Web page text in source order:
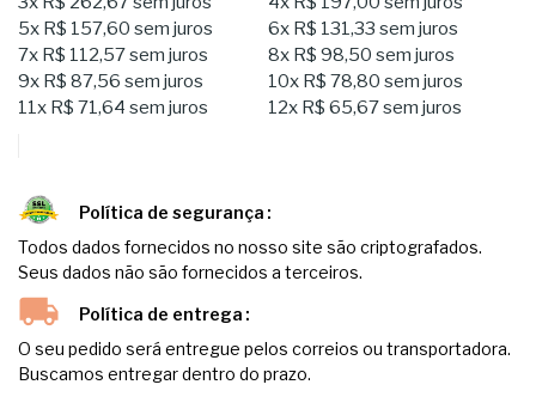
5x R$ 157,60 sem juros 6x R$ 131,33 sem juros
7x R$ 112,57sem juros 8x R$ 98,50 sem juros
9x R$ 87,56 sem juros 10x R$ 78,80 sem juros
11x R$ 71,64 sem juros 12x R$ 65,67sem juros
Política de segurança
Todos dados fornecidos no nosso site são criptografados.
Seus dados não são fornecidos a terceiros.
Política de entrega
O seu pedido será entregue pelos correios ou transportadora.
Buscamos entregar dentro do prazo.